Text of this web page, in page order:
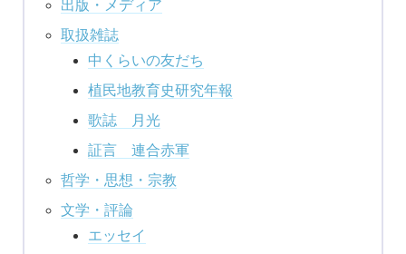
出版・メディア
取扱雑誌
中くらいの友だち
植民地教育史研究年報
歌誌 月光
証言 連合赤軍
哲学・思想・宗教
文学・評論
エッセイ